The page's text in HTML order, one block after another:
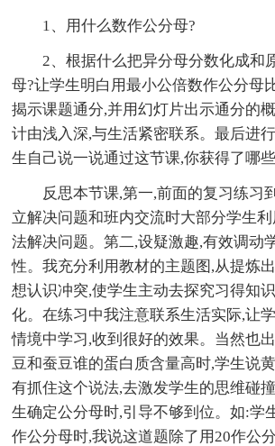
1、用什么数作公分母?
2、根据什么把异分母分数化成和
母?让学生明白用最小公倍数作公分母
揭示课题通分,并用幻灯片出示通分的
计由浅入深,与生活紧密联系。最后进
生自己说一说通过这节课,你获得了哪些
反思本节课,第一,前面的复习练习
立解决问题和班内交流时大部分学生
法解决问题。第二,设疑激趣,有效调动
性。我充分利用教材的主题图,从提炼
想认识冲突,使学生主动去探究习得知
化。在练习中我注意联系生活实际,让
情境中学习,收到很好的效果。当然也
豆和蚕豆谁的蛋白质含量高时,学生说
有抓住这个说法,去激发学生的思维碰
生确定公分母时,引导不够到位。如:学
作公分母时,我说这道题除了用20作公